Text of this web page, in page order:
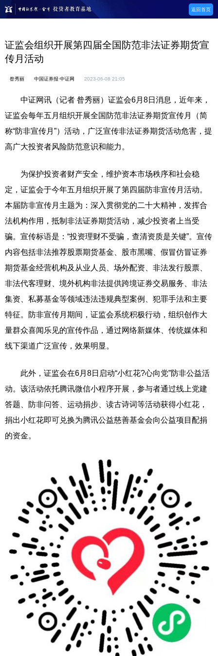
返回首页
证监会组织开展第四届全国防范非法证券期货宣
传月活动
昝秀丽 中国证券报·中证网 2023-06-08 21:05
中证网讯（记者 昝秀丽）证监会6月8日消息，近年来，
证监会每年五月组织开展全国防范非法证券期货宣传月（简
称“防非宣传月”）活动，广泛宣传非法证券期货活动危害，提
高广大投资者风险防范意识和能力。
为保护投资者财产安全，维护资本市场秩序和社会稳
定，证监会于今年五月组织开展了第四届防非宣传月活动。
本届防非宣传月主题为：深入贯彻党的二十大精神，发挥合
法机构作用，抵制非法证券期货活动，减少投资者上当受
骗。宣传标语是：“投资理财不受骗，查清资质是关键”。宣传
内容包括非法推荐股票期货基金、股市黑嘴、假冒仿冒证券
期货基金经营机构及从业人员、场外配资、非法发行股票、
非法代客理财、境外机构非法提供跨境证券交易服务、非法
集资、私募基金等领域违法违规典型案例、犯罪手法和主要
特征。防非宣传月期间，证监会系统积极行动，组织创作大
量群众喜闻乐见的宣传作品，通过网络新媒体、传统媒体和
线下渠道广泛宣传，效果明显。
此外，证监会在6月8日启动“小红花?心向党”防非公益活
动。该活动依托腾讯微信小程序开展，参与者通过线上党建
答题、防非问答、运动捐步、读古诗词等活动获得小红花，
捐出小红花即可兑换为腾讯公益慈善基金会向公益项目配捐
的资金。